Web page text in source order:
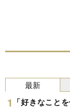
最新
「好きなこと